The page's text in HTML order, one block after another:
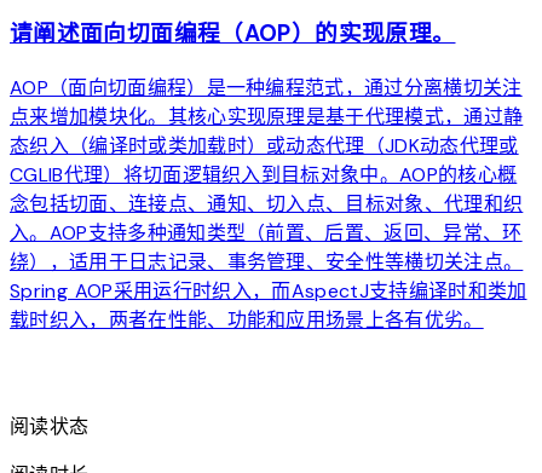
请阐述面向切面编程（AOP）的实现原理。
AOP（面向切面编程）是一种编程范式，通过分离横切关注
点来增加模块化。其核心实现原理是基于代理模式，通过静
态织入（编译时或类加载时）或动态代理（JDK动态代理或
CGLIB代理）将切面逻辑织入到目标对象中。AOP的核心概
念包括切面、连接点、通知、切入点、目标对象、代理和织
入。AOP支持多种通知类型（前置、后置、返回、异常、环
绕），适用于日志记录、事务管理、安全性等横切关注点。
Spring AOP采用运行时织入，而AspectJ支持编译时和类加
载时织入，两者在性能、功能和应用场景上各有优劣。
阅读状态